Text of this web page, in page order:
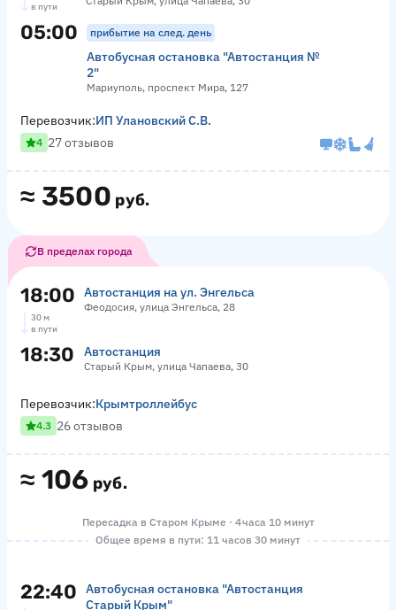
в пути
05:00 прибытие на след. день
Автобусная остановка "Автостанция №
2"
Мариуполь, проспект Мира, 127
≈ 3500 руб.
Перевозчик:ИП Улановский С.В.
4 27 отзывов
В пределах города
18:00 Автостанция на ул. Энгельса
Феодосия, улица Энгельса, 28
30 м
в пути
18:30 Автостанция
Старый Крым, улица Чапаева, 30
≈ 106 руб.
Перевозчик:Крымтроллейбус
4.3 26 отзывов
Пересадка в Старом Крыме · 4 часа 10 минут
Общее время в пути: 11 часов 30 минут
22:40
Автобусная остановка "Автостанция
Старый Крым"